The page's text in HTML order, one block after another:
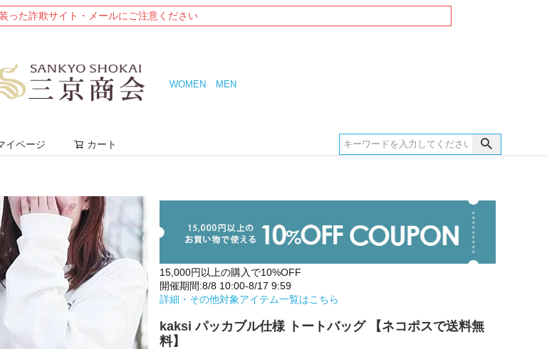
った詐欺サイト・メールにご注意ください
WOMEN MEN
イページ カート
15,000円以上の購入で10%OFF
開催期間:8/8 10:00-8/17 9:59
詳細・その他対象アイテム一覧はこちら
kaksi パッカブル仕様 トートバッグ 【ネコポスで送料無
料】